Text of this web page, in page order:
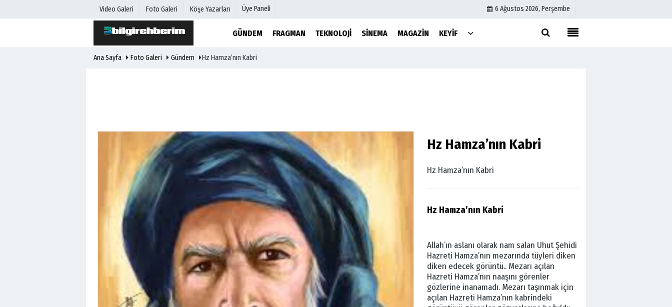
Video Galeri Foto Galeri Köşe Yazarları Üye Paneli 6 Ağustos 2026, Perşembe
GÜNDEM FRAGMAN TEKNOLOJI SINEMA MAGAZIN KEYIF
Hava Durumu
Ana Sayfa Foto Galeri Gündem Hz Hamza’nın Kabri
Hz Hamza’nın Kabri
Hz Hamza’nın Kabri
Hz Hamza’nın Kabri
Allah’ın aslanı olarak nam salan Uhut Şehidi
Hazreti Hamza’nın mezarında tüyleri diken
diken edecek görüntü.. Mezarı açılan
Hazreti Hamza’nın naaşını görenler
gözlerine inanamadı. Mezarı taşınmak için
açılan Hazreti Hamza’nın kabrindeki